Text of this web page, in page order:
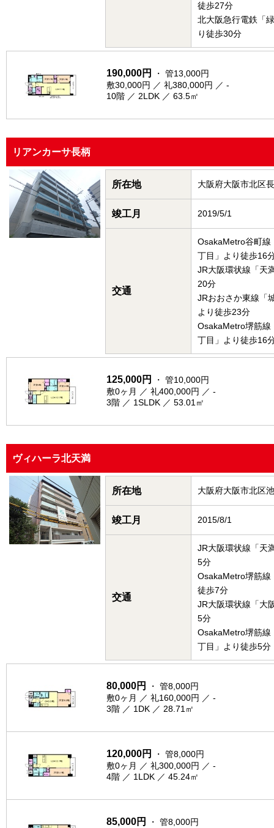
徒歩27分
北大阪急行電鉄「
り徒歩30分
190,000円
・ 管13,000円
敷30,000円 ／ 礼380,000円 ／ -
10階 ／ 2LDK ／ 63.5㎡
リアンカーサ長柄
所在地 大阪府大阪市北区
竣工月 2019/5/1
交通
OsakaMetro谷町線
丁目」より徒歩16
JR大阪環状線「天
20分
JRおおさか東線「
より徒歩23分
OsakaMetro堺筋線
丁目」より徒歩16
125,000円
・ 管10,000円
敷0ヶ月 ／ 礼400,000円 ／ -
3階 ／ 1SLDK ／ 53.01㎡
ヴィハーラ北天満
所在地 大阪府大阪市北区
竣工月 2015/8/1
交通
JR大阪環状線「天
5分
OsakaMetro堺筋線
徒歩7分
JR大阪環状線「大
5分
OsakaMetro堺筋線
丁目」より徒歩5分
80,000円
・ 管8,000円
敷0ヶ月 ／ 礼160,000円 ／ -
3階 ／ 1DK ／ 28.71㎡
120,000円
・ 管8,000円
敷0ヶ月 ／ 礼300,000円 ／ -
4階 ／ 1LDK ／ 45.24㎡
85,000円
・ 管8,000円